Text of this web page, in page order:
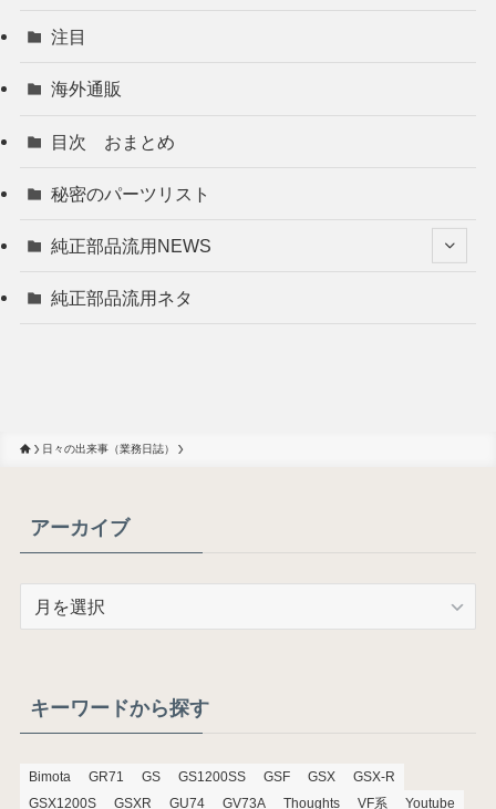
注目
海外通販
目次 おまとめ
秘密のパーツリスト
純正部品流用NEWS
純正部品流用ネタ
日々の出来事（業務日誌）
アーカイブ
ブキーワードから探す
Bimota GR71 GS GS1200SS GSF GSX
GSX-R
GSX1200S
GSXR GU74 GV73A Thoughts VF系 Youtube